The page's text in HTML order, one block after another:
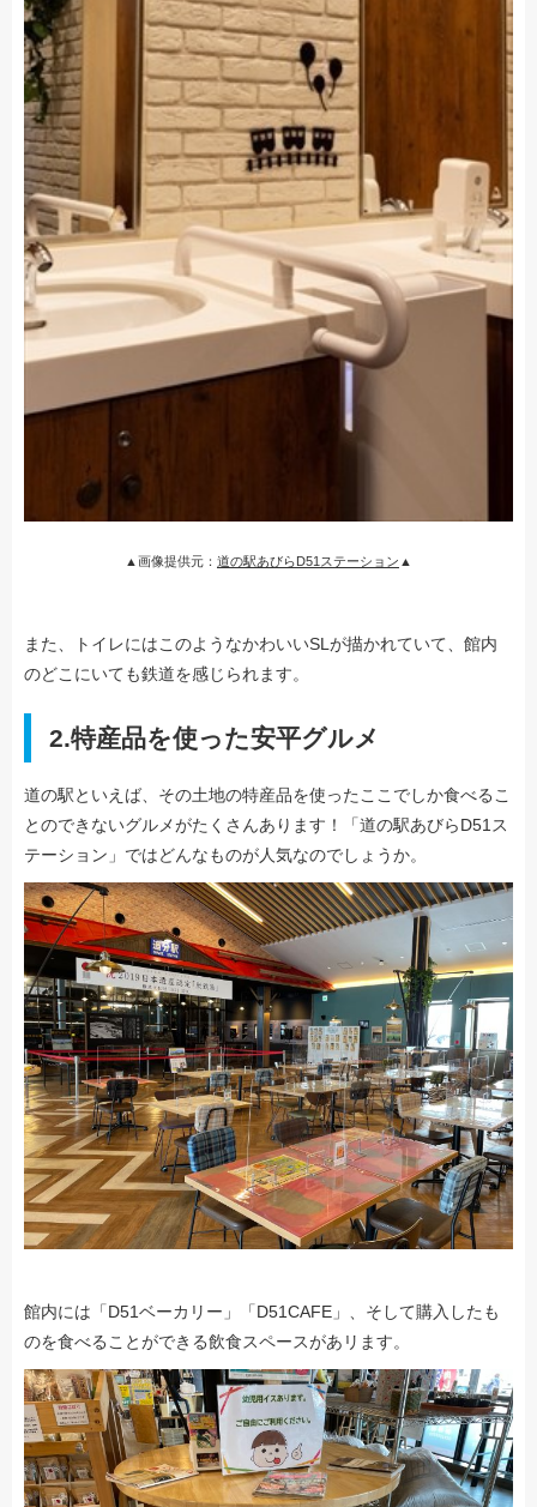
▲画像提供元： 道の駅あびらD51ステーション ▲
また、トイレにはこのようなかわいいSLが描かれていて、館内
のどこにいても鉄道を感じられます。
2.特産品を使った安平グルメ
道の駅といえば、その土地の特産品を使ったここでしか食べるこ
とのできないグルメがたくさんあります！「道の駅あびらD51ス
テーション」ではどんなものが人気なのでしょうか。
館内には「D51ベーカリー」「D51CAFE」、そして購入したも
のを食べることができる飲食スペースがあリます。